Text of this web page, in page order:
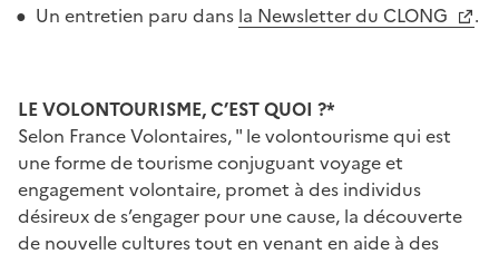
Un entretien paru dans la Newsletter du CLONG .
LE VOLONTOURISME, C’EST QUOI ?*
Selon France Volontaires, " le volontourisme qui est
une forme de tourisme conjuguant voyage et
engagement volontaire, promet à des individus
désireux de s’engager pour une cause, la découverte
de nouvelle cultures tout en venant en aide à des